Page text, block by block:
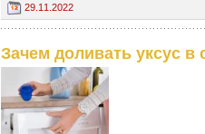
29.11.2022
Зачем доливать уксус